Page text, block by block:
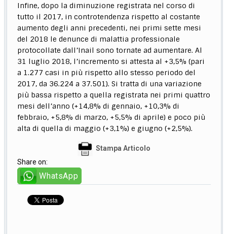
Infine, dopo la diminuzione registrata nel corso di
tutto il 2017, in controtendenza rispetto al costante
aumento degli anni precedenti, nei primi sette mesi
del 2018 le denunce di malattia professionale
protocollate dall’Inail sono tornate ad aumentare. Al
31 luglio 2018, l’incremento si attesta al +3,5% (pari
a 1.277 casi in più rispetto allo stesso periodo del
2017, da 36.224 a 37.501). Si tratta di una variazione
più bassa rispetto a quella registrata nei primi quattro
mesi dell’anno (+14,8% di gennaio, +10,3% di
febbraio, +5,8% di marzo, +5,5% di aprile) e poco più
alta di quella di maggio (+3,1%) e giugno (+2,5%).
Stampa Articolo
Share on:
WhatsApp